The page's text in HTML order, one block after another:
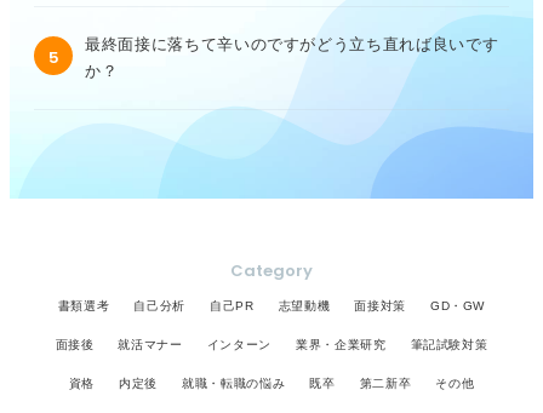
5
最終面接に落ちて辛いのですがどう立ち直れば良いです
か？
Category
書類選考 自己分析 自己PR 志望動機 面接対策 GD・GW
面接後 就活マナー インターン 業界・企業研究 筆記試験対策
資格 内定後 就職・転職の悩み 既卒 第二新卒 その他